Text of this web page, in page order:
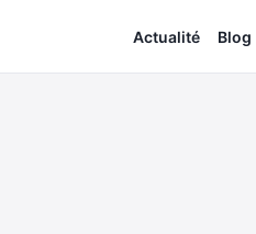
Actualité Blog